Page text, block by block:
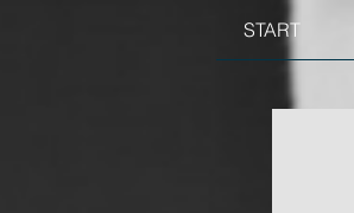
START